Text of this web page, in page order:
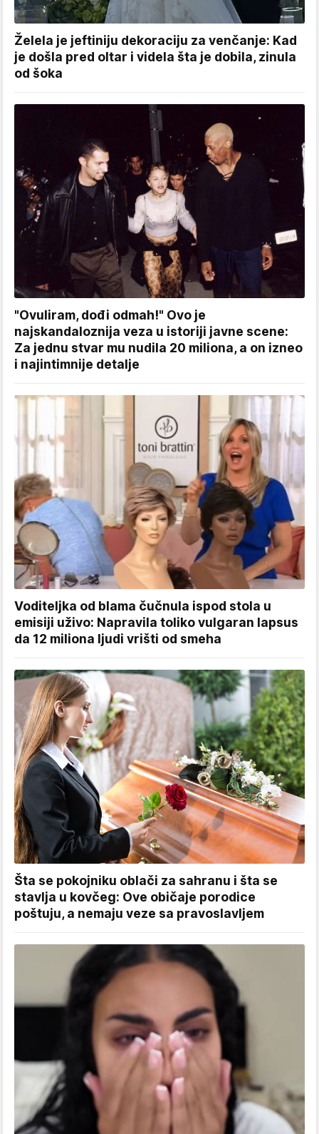
Želela je jeftiniju dekoraciju za venčanje: Kad
je došla pred oltar i videla šta je dobila, zinula
od šoka
"Ovuliram, dođi odmah!" Ovo je
najskandaloznija veza u istoriji javne scene:
Za jednu stvar mu nudila 20 miliona, a on izneo
i najintimnije detalje
Voditeljka od blama čučnula ispod stola u
emisiji uživo: Napravila toliko vulgaran lapsus
da 12 miliona ljudi vrišti od smeha
Šta se pokojniku oblači za sahranu i šta se
stavlja u kovčeg: Ove običaje porodice
poštuju, a nemaju veze sa pravoslavljem